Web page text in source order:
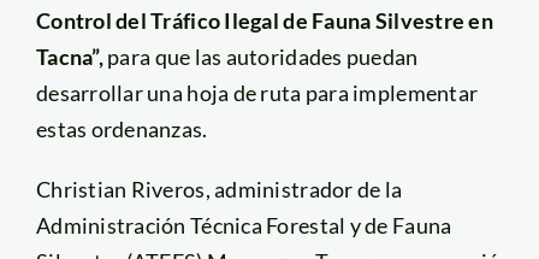
Control del Tráfico Ilegal de Fauna Silvestre en
Tacna”,para que las autoridades puedan
desarrollar una hoja de ruta para implementar
estas ordenanzas.
Christian Riveros, administrador de la
Administración Técnica Forestal y de Fauna